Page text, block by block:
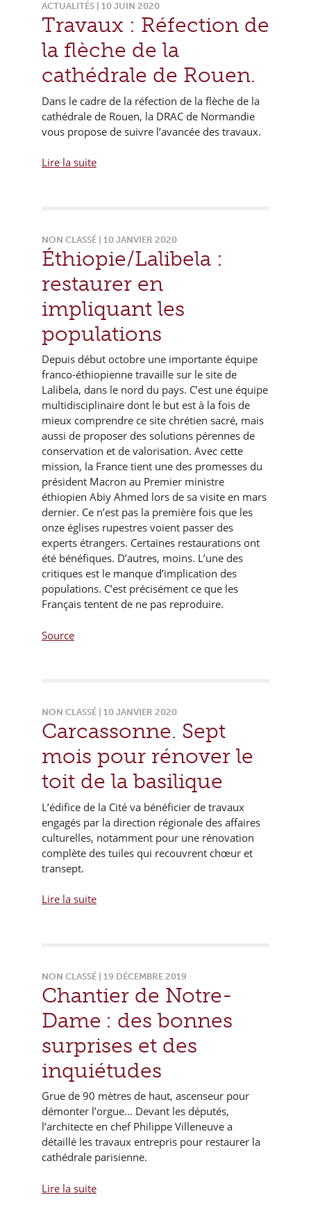
ACTUALITÉS | 10 JUIN 2020
Travaux : Réfection de
la flèche de la
cathédrale de Rouen.
Dans le cadre de la réfection de la flèche de la
cathédrale de Rouen, la DRAC de Normandie
vous propose de suivre l’avancée des travaux.
Lire la suite
NON CLASSÉ | 10 JANVIER 2020
Éthiopie/Lalibela :
restaurer en
impliquant les
populations
Depuis début octobre une importante équipe
franco-éthiopienne travaille sur le site de
Lalibela, dans le nord du pays. C’est une équipe
multidisciplinaire dont le but est à la fois de
mieux comprendre ce site chrétien sacré, mais
aussi de proposer des solutions pérennes de
conservation et de valorisation. Avec cette
mission, la France tient une des promesses du
président Macron au Premier ministre
éthiopien Abiy Ahmed lors de sa visite en mars
dernier. Ce n’est pas la première fois que les
onze églises rupestres voient passer des
experts étrangers. Certaines restaurations ont
été bénéfiques. D’autres, moins. L’une des
critiques est le manque d’implication des
populations. C’est précisément ce que les
Français tentent de ne pas reproduire.
Source
NON CLASSÉ | 10 JANVIER 2020
Carcassonne. Sept
mois pour rénover le
toit de la basilique
L’édifice de la Cité va bénéficier de travaux
engagés par la direction régionale des affaires
culturelles, notamment pour une rénovation
complète des tuiles qui recouvrent chœur et
transept.
Lire la suite
NON CLASSÉ | 19 DÉCEMBRE 2019
Chantier de Notre-
Dame : des bonnes
surprises et des
inquiétudes
Grue de 90 mètres de haut, ascenseur pour
démonter l’orgue… Devant les députés,
l’architecte en chef Philippe Villeneuve a
détaillé les travaux entrepris pour restaurer la
cathédrale parisienne.
Lire la suite